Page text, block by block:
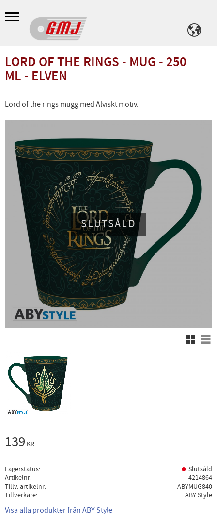
Meny
LORD OF THE RINGS - MUG - 250
ML - ELVEN
Lord of the rings mugg med Alviskt motiv.
SLUTSÅLD
139 KR
Lagerstatus
Slutsåld
Artikelnr
4214864
Tillv. artikelnr
ABYMUG840
Tillverkare
ABY Style
Visa alla produkter från ABY Style